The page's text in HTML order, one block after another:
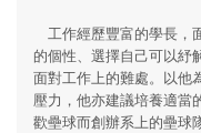
工作經歷豐富的學長，
的個性、選擇自己可以紓
面對工作上的難處。以他
壓力，他亦建議培養適當
歡壘球而創辦系上的壘球